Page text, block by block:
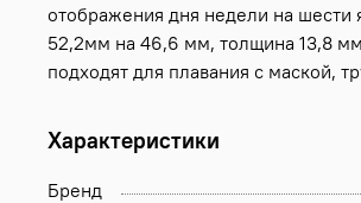
отображения дня недели на шести
52,2мм на 46,6 мм, толщина 13,8
подходят для плавания с маской,
Характеристики
Бренд